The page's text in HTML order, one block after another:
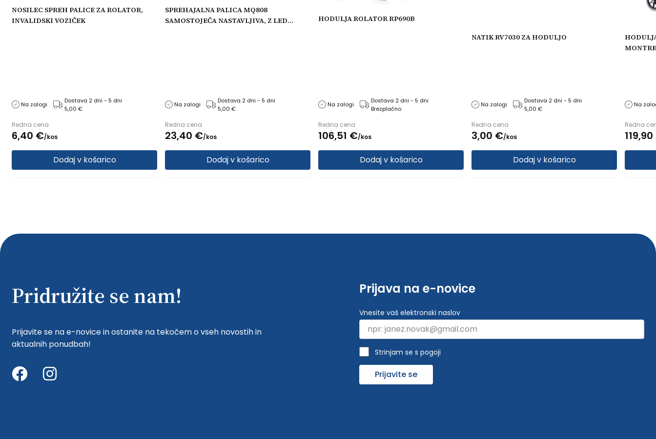
NOSILEC SPREH PALICE ZA ROLATOR,
INVALIDSKI VOZIČEK
Na zalogi
Dostava 2 dni - 5 dni
5,00 €
Redna cena
6,40 €/kos
Dodaj v košarico
SPREHAJALNA PALICA MQ808
SAMOSTOJEČA NASTAVLJIVA, Z LED
Na zalogi
Dostava 2 dni - 5 dni
5,00 €
Redna cena
23,40 €/kos
Dodaj v košarico
HODULJA ROLATOR RP690B
Na zalogi
Dostava 2 dni - 5 dni
Brezplačno
Redna cena
106,51 €/kos
Dodaj v košarico
NATIK RV7030 ZA HODULJO
Na zalogi
Dostava 2 dni - 5 dni
5,00 €
Redna cena
3,00 €/kos
Dodaj v košarico
Na
Redna
119,90
Pridružite se nam!
Prijavite se na e-novice in ostanite na tekočem o vseh novostih in
aktualnih ponudbah!
Prijava na e-novice
Vnesite vaš elektronski naslov
Strinjam se s pogoji
Prijavite se